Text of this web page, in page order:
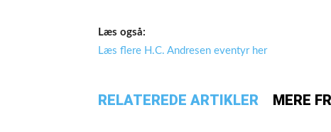
Læs også:
Læs flere H.C. Andresen eventyr her
RELATEREDE ARTIKLER MERE